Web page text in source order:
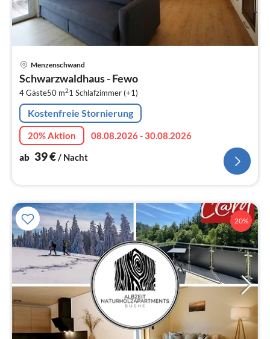
Menzenschwand
Schwarzwaldhaus - Fewo
4 Gäste50 m21 Schlafzimmer (+1)
Kostenfreie Stornierung
20% Aktion
08.08.2026 - 30.08.2026
ab 39€/ Nacht
20%